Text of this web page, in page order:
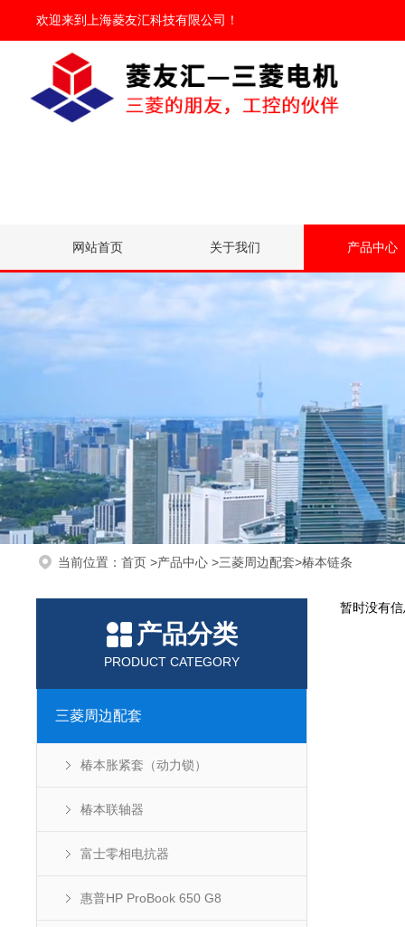
欢迎来到 上海菱友汇科技有限公司 ！
网站首页 关于我们 产品中心
当前位置： 首页 >产品中心 >三菱周边配套>椿本链条
产品分类
PRODUCT CATEGORY
三菱周边配套
椿本胀紧套（动力锁）
椿本联轴器
富士零相电抗器
惠普HP ProBook 650 G8
暂时没有